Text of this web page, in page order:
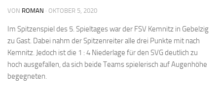
VON ROMAN · OKTOBER 5, 2020
Im Spitzenspiel des 5. Spieltages war der FSV Kemnitz in Gebelzig
zu Gast. Dabei nahm der Spitzenreiter alle drei Punkte mit nach
Kemnitz. Jedoch ist die 1 : 4 Niederlage für den SVG deutlich zu
hoch ausgefallen, da sich beide Teams spielerisch auf Augenhöhe
begegneten.